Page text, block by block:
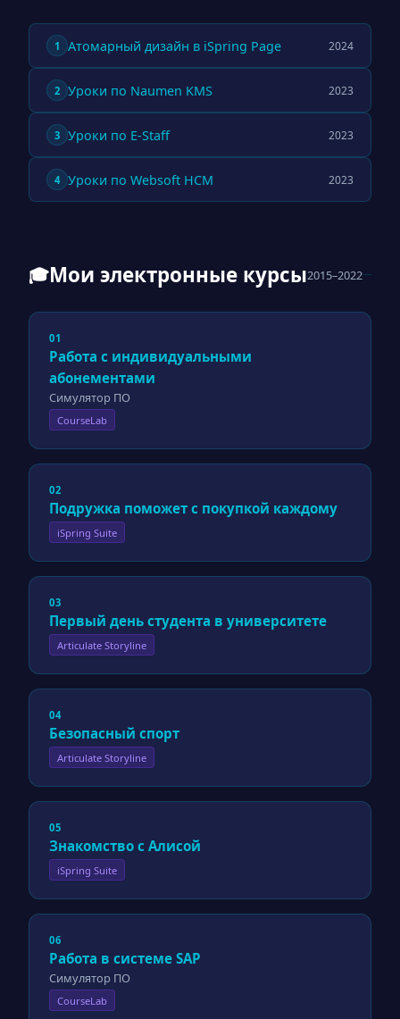
1 Атомарный дизайн в iSpring Page 2024
2 Уроки по Naumen KMS 2023
3 Уроки по E-Staff 2023
4 Уроки по Websoft HCM 2023
🎓Мои электронные курсы2015–2022
01
Работа с индивидуальными
абонементами
Симулятор ПО
CourseLab
02
Подружка поможет с покупкой каждому
iSpring Suite
03
Первый день студента в университете
Articulate Storyline
04
Безопасный спорт
Articulate Storyline
05
Знакомство с Алисой
iSpring Suite
06
Работа в системе SAP
Симулятор ПО
CourseLab